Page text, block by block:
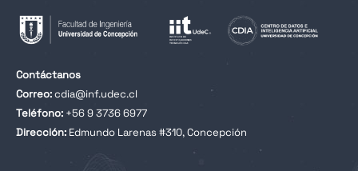
Contáctanos
Correo:cdia@inf.udec.cl
Teléfono: +56 9 3736 6977
Dirección: Edmundo Larenas #310, Concepción